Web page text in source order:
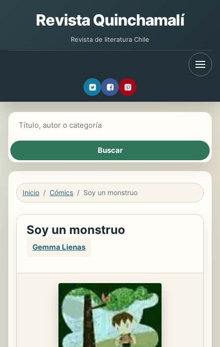
Revista Quinchamalí
Revista de literatura Chile
Inicio Cómics Soy un monstruo
Soy un monstruo
Gemma Lienas